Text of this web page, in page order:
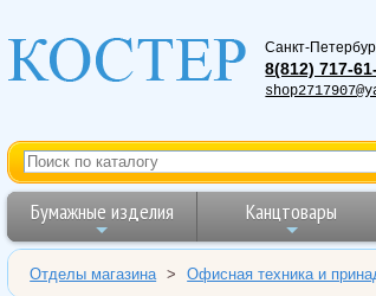
Санкт-
8(812) 717-
Бумажные изделия Канцтовары
Отделы магазина > Офисная техника и